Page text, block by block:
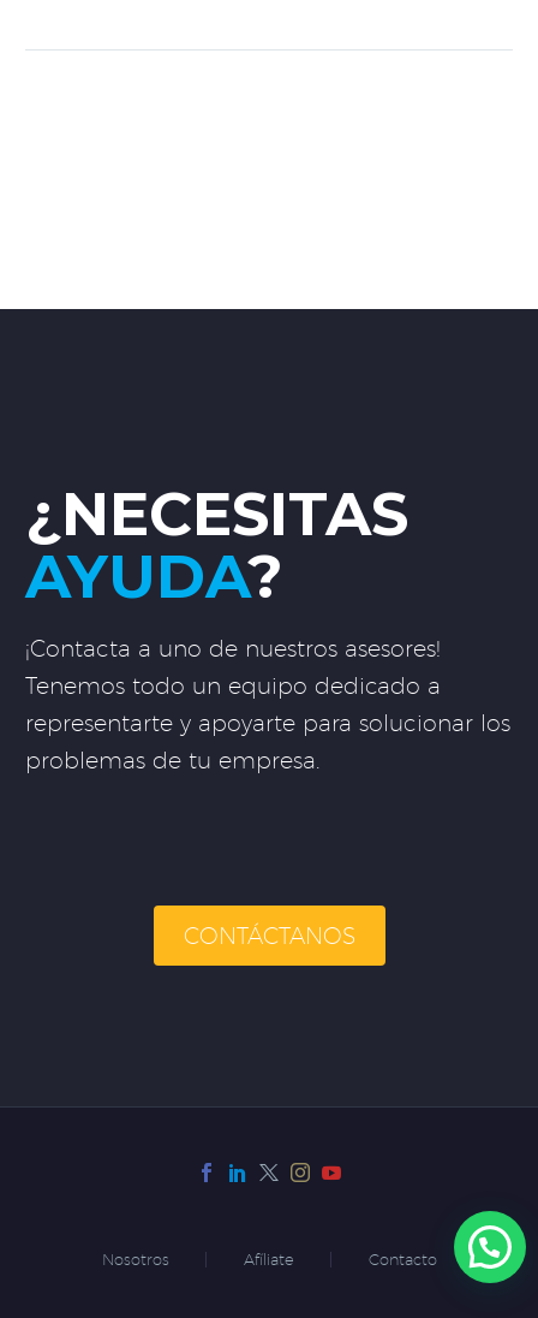
¿NECESITAS
AYUDA?
¡Contacta a uno de nuestros asesores!
Tenemos todo un equipo dedicado a
representarte y apoyarte para solucionar los
problemas de tu empresa.
CONTÁCTANOS
Nosotros Afíliate Contacto